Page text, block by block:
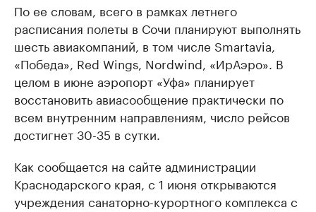
По ее словам, всего в рамках летнего
расписания полеты в Сочи планируют выполнять
шесть авиакомпаний, в том числе Smartavia,
«Победа», Red Wings, Nordwind, «ИрАэро». В
целом в июне аэропорт «Уфа» планирует
восстановить авиасообщение практически по
всем внутренним направлениям, число рейсов
достигнет 30-35 в сутки.
Как сообщается на сайте администрации
Краснодарского края, с 1 июня открываются
учреждения санаторно-курортного комплекса с